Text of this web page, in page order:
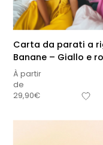
Carta da parati a
Banane – Giallo e
À partir
de
29,90€